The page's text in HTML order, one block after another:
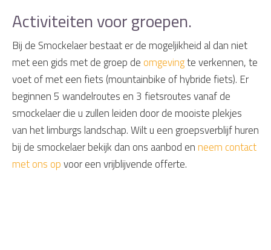
Activiteiten voor groepen.
Bij de Smockelaer bestaat er de mogeljikheid al dan niet
met een gids met de groep de omgevingte verkennen, te
voet of met een fiets (mountainbike of hybride fiets). Er
beginnen 5 wandelroutes en 3 fietsroutes vanaf de
smockelaer die u zullen leiden door de mooiste plekjes
van het limburgs landschap. Wilt u een groepsverblijf huren
bij de smockelaer bekijk dan ons aanbod enneem contact
met ons opvoor een vrijblijvende offerte.